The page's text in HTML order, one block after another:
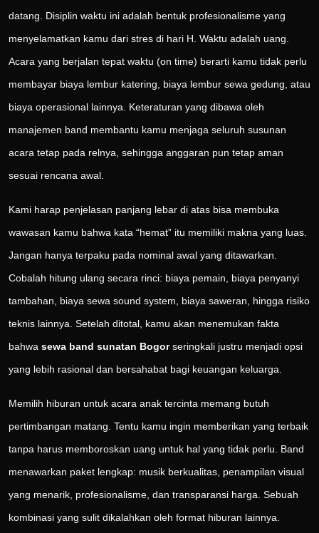
datang. Disiplin waktu ini adalah bentuk profesionalisme yang
menyelamatkan kamu dari stres di hari H. Waktu adalah uang.
Acara yang berjalan tepat waktu (on time) berarti kamu tidak perlu
membayar biaya lembur katering, biaya lembur sewa gedung, atau
biaya operasional lainnya. Keteraturan yang dibawa oleh
manajemen band membantu kamu menjaga seluruh susunan
acara tetap pada relnya, sehingga anggaran pun tetap aman
sesuai rencana awal.
Kami harap penjelasan panjang lebar di atas bisa membuka
wawasan kamu bahwa kata “hemat” itu memiliki makna yang luas.
Jangan hanya terpaku pada nominal awal yang ditawarkan.
Cobalah hitung ulang secara rinci: biaya pemain, biaya penyanyi
tambahan, biaya sewa sound system, biaya saweran, hingga risiko
teknis lainnya. Setelah ditotal, kamu akan menemukan fakta
bahwa sewa band sunatan Bogorseringkali justru menjadi opsi
yang lebih rasional dan bersahabat bagi keuangan keluarga.
Memilih hiburan untuk acara anak tercinta memang butuh
pertimbangan matang. Tentu kamu ingin memberikan yang terbaik
tanpa harus memboroskan uang untuk hal yang tidak perlu. Band
menawarkan paket lengkap: musik berkualitas, penampilan visual
yang menarik, profesionalisme, dan transparansi harga. Sebuah
kombinasi yang sulit dikalahkan oleh format hiburan lainnya.